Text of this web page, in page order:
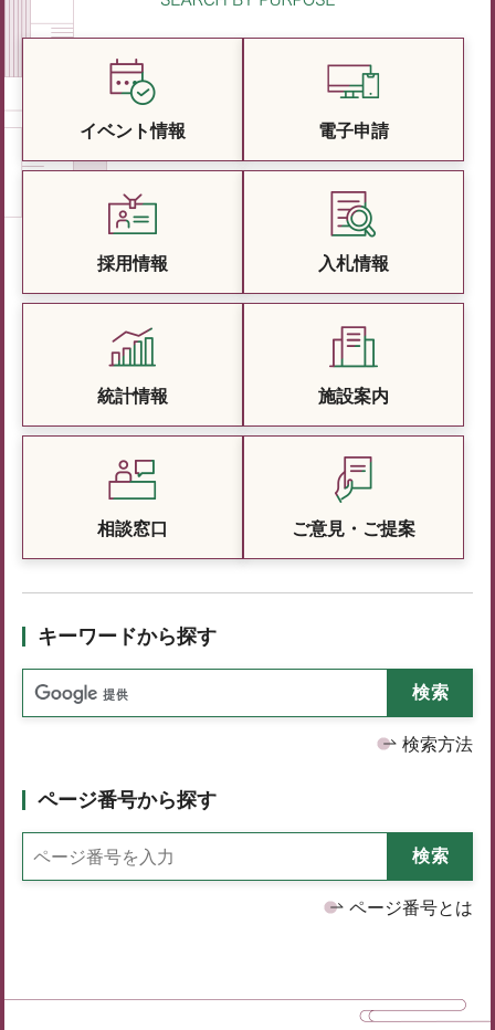
イベント情報 電子申請
採用情報 入札情報
統計情報 施設案内
相談窓口 ご意見・ご提案
キーワードから探す
検索方法
ページ番号から探す
ページ番号とは